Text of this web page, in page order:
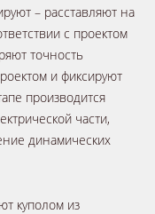
– расставляют на
с проектом
точность
и фиксируют
производится
части,
динамических
куполом из